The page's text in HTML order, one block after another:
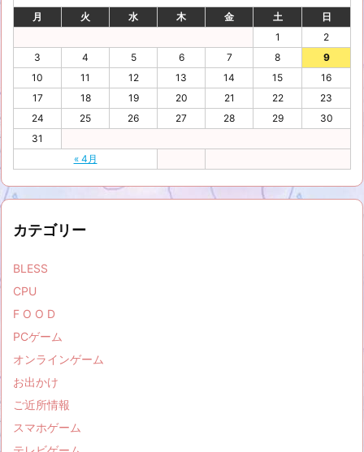
月
火 水 木 金 土 日
« 4月
1
2
3
4 5 6 7 8
9
10
11 12 13 14 15
16
17
18 19 20 21 22
23
24
25 26 27 28 29
30
31
カテゴリー
BLESS
CPU
F O O D
PCゲーム
オンラインゲーム
お出かけ
ご近所情報
スマホゲーム